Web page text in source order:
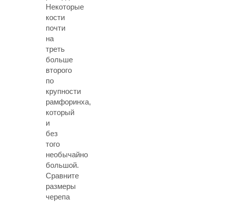
Некоторые
кости
почти
на
треть
больше
второго
по
крупности
рамфоринха,
который
и
без
того
необычайно
большой.
Сравните
размеры
черепа